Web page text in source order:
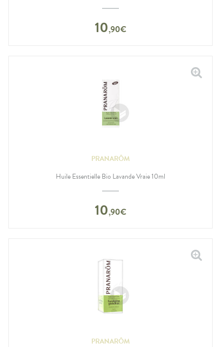
10,90€
PRANARÔM
Huile Essentielle Bio Lavande Vraie 10ml
10,90€
PRANARÔM